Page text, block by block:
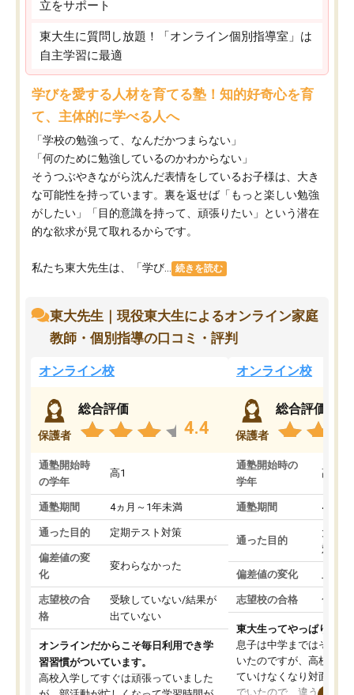
立をサポート
東大生に質問し放題！「オンライン個別指導室」は
自主学習に最適
学びを愛する人材を育てる塾！知的好奇心を育
て、主体的に学べる人へ
「学校の勉強って、なんだかつまらない」
「何のために勉強しているのかわからない」
そうつぶやきながら沈んだ表情をしているお子様は、大き
な可能性を持っています。裏を返せば「もっと楽しい勉強
がしたい」「目的意識を持って、頑張りたい」という潜在
的な欲求が見て取れるからです。
私たち東大先生は、「学び... 続きを読む
東大先生｜現役東大生によるオンライン家庭
教師・個別指導の口コミ・評判
オンライン校
保護者
総合評価
4.4
通塾開始時
の学年
高1
通塾期間 4ヵ月～1年未満
通った目的 定期テスト対策
偏差値の変
化
変わらなかった
志望校の合
格
受験していない/結果が
出ていない
オンラインだからこそ毎日利用でき学
習習慣がついています。
高校入学してすぐは頑張っていました
オンライン校
保護者
総合評価
通塾開始時の
学年
高3
通塾期間 4ヵ月
通った目的
大学
対策
偏差値の変化 上が
志望校の合格 合格
東大生ってやっぱりすご
息子は中学まではそこそ
いたのですが、高校に入
ていけなくなり対面の塾
でいたので、違うアプロ